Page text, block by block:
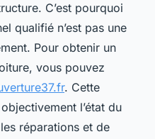
C’est pourquoi
qualifié n’est pas une
Pour obtenir un
vous pouvez
. Cette
l’état du
réparations et de